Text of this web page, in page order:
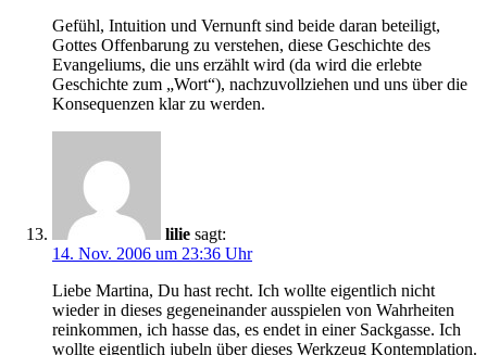
Gefühl, Intuition und Vernunft sind beide daran beteiligt,
Gottes Offenbarung zu verstehen, diese Geschichte des
Evangeliums, die uns erzählt wird (da wird die erlebte
Geschichte zum „Wort“), nachzuvollziehen und uns über die
Konsequenzen klar zu werden.
lilie sagt:
14. Nov. 2006 um 23:36 Uhr
Liebe Martina, Du hast recht. Ich wollte eigentlich nicht
wieder in dieses gegeneinander ausspielen von Wahrheiten
reinkommen, ich hasse das, es endet in einer Sackgasse. Ich
wollte eigentlich jubeln über dieses Werkzeug Kontemplation.